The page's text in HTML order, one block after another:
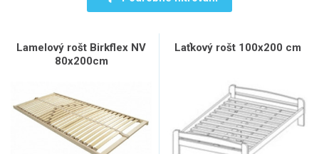
Lamelový rošt Birkflex NV
80x200cm
Laťkový rošt 100x200 cm